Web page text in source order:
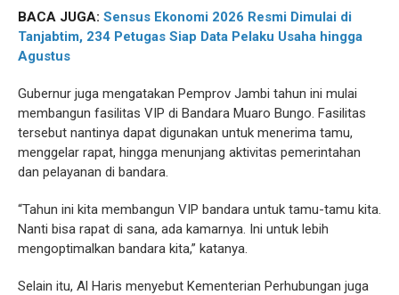
BACA JUGA: Sensus Ekonomi 2026 Resmi Dimulai di
Tanjabtim, 234 Petugas Siap Data Pelaku Usaha hingga
Agustus
Gubernur juga mengatakan Pemprov Jambi tahun ini mulai
membangun fasilitas VIP di Bandara Muaro Bungo. Fasilitas
tersebut nantinya dapat digunakan untuk menerima tamu,
menggelar rapat, hingga menunjang aktivitas pemerintahan
dan pelayanan di bandara.
“Tahun ini kita membangun VIP bandara untuk tamu-tamu kita.
Nanti bisa rapat di sana, ada kamarnya. Ini untuk lebih
mengoptimalkan bandara kita,” katanya.
Selain itu, Al Haris menyebut Kementerian Perhubungan juga